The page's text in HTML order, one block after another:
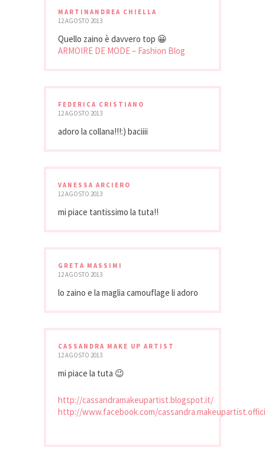
MARTINANDREA CHIELLA
12 AGOSTO 2013
Quello zaino è davvero top 😀
ARMOIRE DE MODE – Fashion Blog
FEDERICA CRISTIANO
12 AGOSTO 2013
adoro la collana!!!:) baciiii
VANESSA ARCIERO
12 AGOSTO 2013
mi piace tantissimo la tuta!!
GRETA MASSIMI
12 AGOSTO 2013
lo zaino e la maglia camouflage li adoro
CASSANDRA MAKE UP ARTIST
12 AGOSTO 2013
mi piace la tuta 😉
http://cassandramakeupartist.blogspot.it/
http://www.facebook.com/